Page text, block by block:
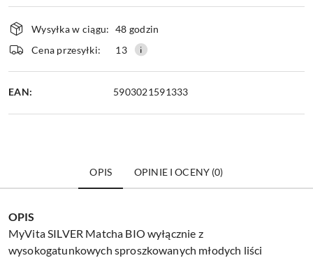
Dostępność
i
dostawa
Wysyłka w ciągu: 48 godzin
Cena przesyłki:
13
EAN: 5903021591333
OPIS OPINIE I OCENY (0)
OPIS
MyVita SILVER Matcha BIO wyłącznie z
wysokogatunkowych sproszkowanych młodych liści